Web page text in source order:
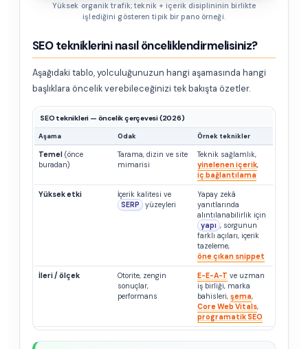
Yüksek organik trafik; teknik + içerik disiplininin birlikte
işlediğini gösteren tipik bir pano örneği.
SEO tekniklerini nasıl önceliklendirmelisiniz?
Aşağıdaki tablo, yolculuğunuzun hangi aşamasında hangi
başlıklara öncelik verebileceğinizi tek bakışta özetler.
SEO teknikleri — öncelik çerçevesi (2026)
Aşama Odak Örnek teknikler
Temel (önce
buradan)
Tarama, dizin ve site
mimarisi
Teknik sağlamlık,
yinelenen içerik,
iç bağlantılama
Yüksek etki
İçerik kalitesi ve
SERP
yüzeyleri
Yapay zekâ
yanıtlarında
alıntılanabilirlik için
yapı , sorgunun
farklı açıları, içerik
tazeleme,
öne çıkan snippet
İleri / ölçek
Otorite, zengin
sonuçlar,
performans
E-E-A-T ve uzman
iş birliği, marka
bahisleri, şema,
Core Web Vitals,
programatik SEO